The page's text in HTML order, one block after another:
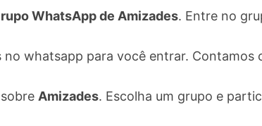
WhatsApp de Amizades. Entre no
no whatsapp para você entrar.
Amizades. Escolha um grupo e